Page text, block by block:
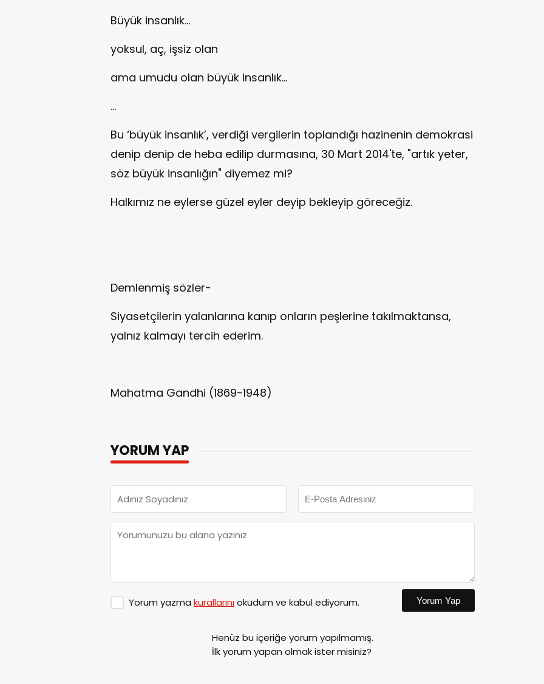
Büyük insanlık...
yoksul, aç, işsiz olan
ama umudu olan büyük insanlık...
…
Bu ‘büyük insanlık’, verdiği vergilerin toplandığı hazinenin demokrasi
denip denip de heba edilip durmasına, 30 Mart 2014'te, "artık yeter,
söz büyük insanlığın" diyemez mi?
Halkımız ne eylerse güzel eyler deyip bekleyip göreceğiz.
Demlenmiş sözler-
Siyasetçilerin yalanlarına kanıp onların peşlerine takılmaktansa,
yalnız kalmayı tercih ederim.
Mahatma Gandhi (1869-1948)
YORUM YAP
Yorum yazma kurallarınıokudum ve kabul ediyorum. Yorum Yap
Henüz bu içeriğe yorum yapılmamış.
İlk yorum yapan olmak ister misiniz?